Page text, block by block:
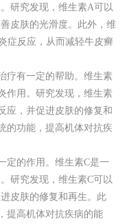
研究发现，维生素A可以
皮肤的光滑度。此外，维
症反应，从而减轻牛皮癣
有一定的帮助。维生素
作用。研究发现，维生素
应，并促进皮肤的修复和
的功能，提高机体对抗疾
的作用。维生素C是一
研究发现，维生素C可以
皮肤的修复和再生。此
提高机体对抗疾病的能